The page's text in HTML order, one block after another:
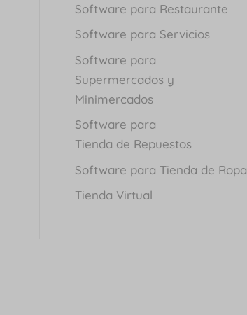
Software para Restaurante
Software para Servicios
Software para
Supermercados y
Minimercados
Software para
Tienda de Repuestos
Software para Tienda de Ropa
Tienda Virtual